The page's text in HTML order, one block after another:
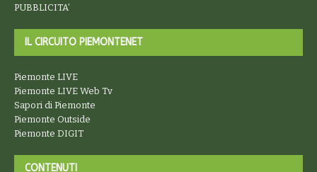
PUBBLICITA’
IL CIRCUITO PIEMONTENET
Piemonte LIVE
Piemonte LIVE Web Tv
Sapori di Piemonte
Piemonte Outside
Piemonte DIGIT
CONTENUTI